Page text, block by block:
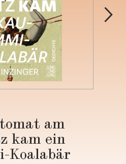
am
kam ein
Koalabär